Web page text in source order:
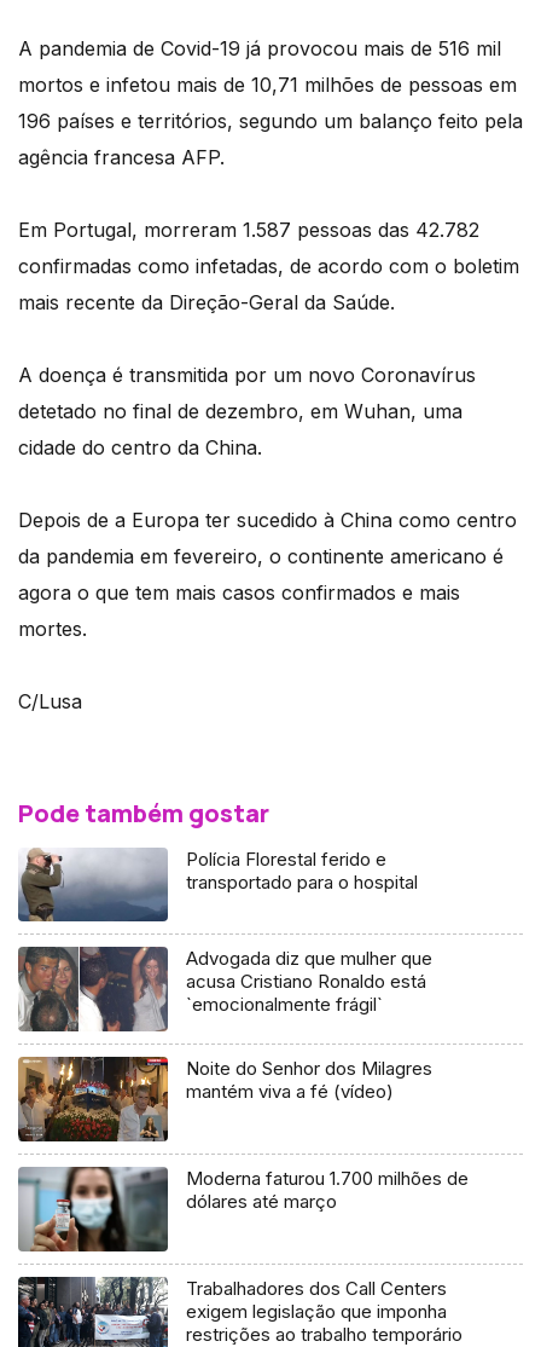
A pandemia de Covid-19 já provocou mais de 516 mil
mortos e infetou mais de 10,71 milhões de pessoas em
196 países e territórios, segundo um balanço feito pela
agência francesa AFP.
Em Portugal, morreram 1.587 pessoas das 42.782
confirmadas como infetadas, de acordo com o boletim
mais recente da Direção-Geral da Saúde.
A doença é transmitida por um novo Coronavírus
detetado no final de dezembro, em Wuhan, uma
cidade do centro da China.
Depois de a Europa ter sucedido à China como centro
da pandemia em fevereiro, o continente americano é
agora o que tem mais casos confirmados e mais
mortes.
C/Lusa
Pode também gostar
Polícia Florestal ferido e
transportado para o hospital
Advogada diz que mulher que
acusa Cristiano Ronaldo está
`emocionalmente frágil`
Noite do Senhor dos Milagres
mantém viva a fé (vídeo)
Moderna faturou 1.700 milhões de
dólares até março
Trabalhadores dos Call Centers
exigem legislação que imponha
restrições ao trabalho temporário